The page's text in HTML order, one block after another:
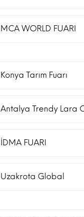
MCA WORLD FUARI
Konya Tarım Fuarı
Antalya Trendy Lara
İDMA FUARI
Uzakrota Global